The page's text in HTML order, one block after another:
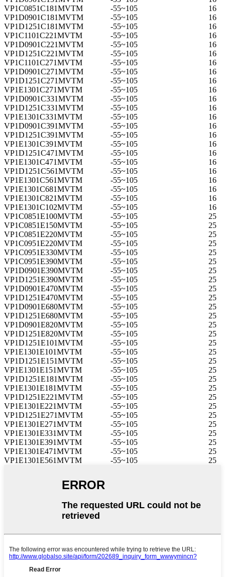
VP1C0851C181MVTM
-55~105
16
VP1D0901C181MVTM
-55~105
16
VP1D1251C181MVTM
-55~105
16
VP1C1101C221MVTM
-55~105
16
VP1D0901C221MVTM
-55~105
16
VP1D1251C221MVTM
-55~105
16
VP1C1101C271MVTM
-55~105
16
VP1D0901C271MVTM
-55~105
16
VP1D1251C271MVTM
-55~105
16
VP1E1301C271MVTM
-55~105
16
VP1D0901C331MVTM
-55~105
16
VP1D1251C331MVTM
-55~105
16
VP1E1301C331MVTM
-55~105
16
VP1D0901C391MVTM
-55~105
16
VP1D1251C391MVTM
-55~105
16
VP1E1301C391MVTM
-55~105
16
VP1D1251C471MVTM
-55~105
16
VP1E1301C471MVTM
-55~105
16
VP1D1251C561MVTM
-55~105
16
VP1E1301C561MVTM
-55~105
16
VP1E1301C681MVTM
-55~105
16
VP1E1301C821MVTM
-55~105
16
VP1E1301C102MVTM
-55~105
16
VP1C0851E100MVTM
-55~105
25
VP1C0851E150MVTM
-55~105
25
VP1C0851E220MVTM
-55~105
25
VP1C0951E220MVTM
-55~105
25
VP1C0951E330MVTM
-55~105
25
VP1C0951E390MVTM
-55~105
25
VP1D0901E390MVTM
-55~105
25
VP1D1251E390MVTM
-55~105
25
VP1D0901E470MVTM
-55~105
25
VP1D1251E470MVTM
-55~105
25
VP1D0901E680MVTM
-55~105
25
VP1D1251E680MVTM
-55~105
25
VP1D0901E820MVTM
-55~105
25
VP1D1251E820MVTM
-55~105
25
VP1D1251E101MVTM
-55~105
25
VP1E1301E101MVTM
-55~105
25
VP1D1251E151MVTM
-55~105
25
VP1E1301E151MVTM
-55~105
25
VP1D1251E181MVTM
-55~105
25
VP1E1301E181MVTM
-55~105
25
VP1D1251E221MVTM
-55~105
25
VP1E1301E221MVTM
-55~105
25
VP1D1251E271MVTM
-55~105
25
VP1E1301E271MVTM
-55~105
25
VP1E1301E331MVTM
-55~105
25
VP1E1301E391MVTM
-55~105
25
VP1E1301E471MVTM
-55~105
25
VP1E1301E561MVTM
-55~105 25